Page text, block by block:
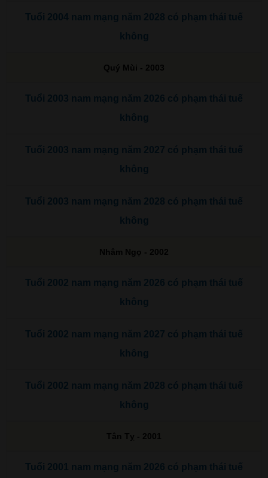
Tuổi 2004 nam mạng năm 2028 có phạm thái tuế
không
Quý Mùi - 2003
Tuổi 2003 nam mạng năm 2026 có phạm thái tuế
không
Tuổi 2003 nam mạng năm 2027 có phạm thái tuế
không
Tuổi 2003 nam mạng năm 2028 có phạm thái tuế
không
Nhâm Ngọ - 2002
Tuổi 2002 nam mạng năm 2026 có phạm thái tuế
không
Tuổi 2002 nam mạng năm 2027 có phạm thái tuế
không
Tuổi 2002 nam mạng năm 2028 có phạm thái tuế
không
Tân Tỵ - 2001
Tuổi 2001 nam mạng năm 2026 có phạm thái tuế